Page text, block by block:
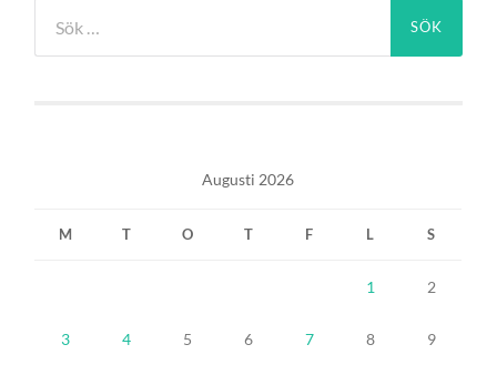
efter:
Augusti 2026
M T O T F L S
1 2
3 4 5 6 7 8 9